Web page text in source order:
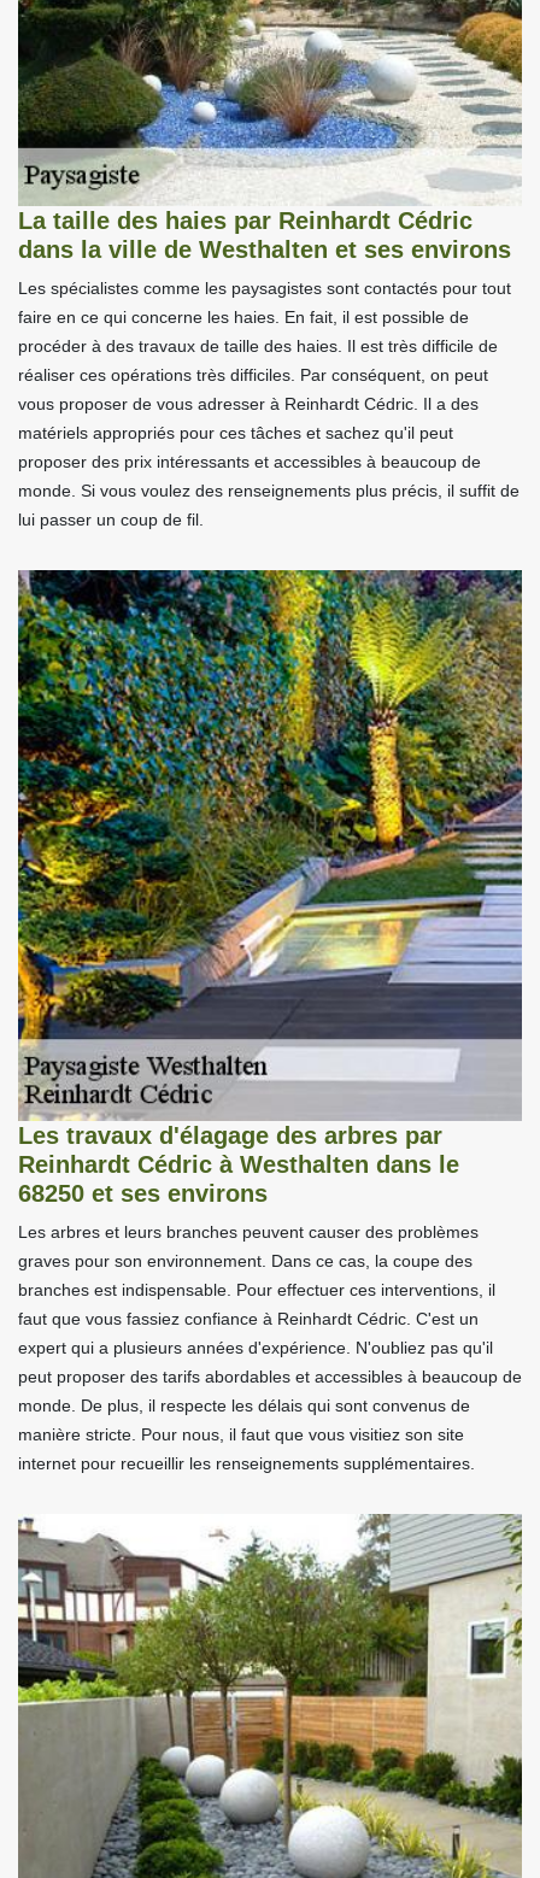
La taille des haies par Reinhardt Cédric
dans la ville de Westhalten et ses environs
Les spécialistes comme les paysagistes sont contactés pour tout
faire en ce qui concerne les haies. En fait, il est possible de
procéder à des travaux de taille des haies. Il est très difficile de
réaliser ces opérations très difficiles. Par conséquent, on peut
vous proposer de vous adresser à Reinhardt Cédric. Il a des
matériels appropriés pour ces tâches et sachez qu'il peut
proposer des prix intéressants et accessibles à beaucoup de
monde. Si vous voulez des renseignements plus précis, il suffit de
lui passer un coup de fil.
Les travaux d'élagage des arbres par
Reinhardt Cédric à Westhalten dans le
68250 et ses environs
Les arbres et leurs branches peuvent causer des problèmes
graves pour son environnement. Dans ce cas, la coupe des
branches est indispensable. Pour effectuer ces interventions, il
faut que vous fassiez confiance à Reinhardt Cédric. C'est un
expert qui a plusieurs années d'expérience. N'oubliez pas qu'il
peut proposer des tarifs abordables et accessibles à beaucoup de
monde. De plus, il respecte les délais qui sont convenus de
manière stricte. Pour nous, il faut que vous visitiez son site
internet pour recueillir les renseignements supplémentaires.